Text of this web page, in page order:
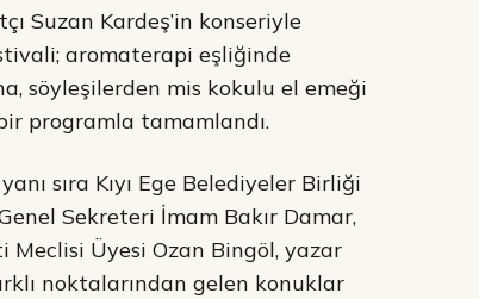
Suzan Kardeş’in konseriyle
aromaterapi eşliğinde
söyleşilerden mis kokulu el emeği
programla tamamlandı.
sıra Kıyı Ege Belediyeler Birliği
Sekreteri İmam Bakır Damar,
Meclisi Üyesi Ozan Bingöl, yazar
noktalarından gelen konuklar